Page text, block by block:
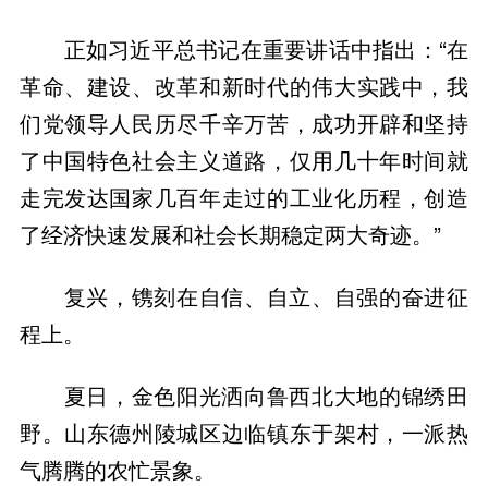
正如习近平总书记在重要讲话中指出：“在
革命、建设、改革和新时代的伟大实践中，我
们党领导人民历尽千辛万苦，成功开辟和坚持
了中国特色社会主义道路，仅用几十年时间就
走完发达国家几百年走过的工业化历程，创造
了经济快速发展和社会长期稳定两大奇迹。”
复兴，镌刻在自信、自立、自强的奋进征
程上。
夏日，金色阳光洒向鲁西北大地的锦绣田
野。山东德州陵城区边临镇东于架村，一派热
气腾腾的农忙景象。